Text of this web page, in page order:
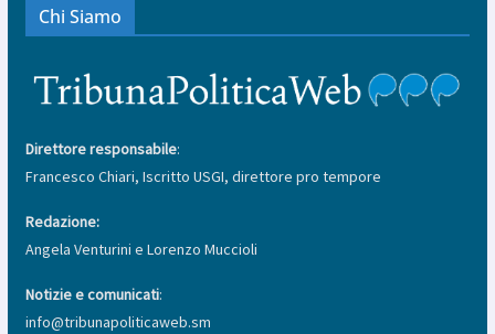
Chi Siamo
Direttore responsabile:
Francesco Chiari, Iscritto USGI, direttore pro tempore
Redazione:
Angela Venturini e Lorenzo Muccioli
Notizie e comunicati:
info@tribunapoliticaweb.sm